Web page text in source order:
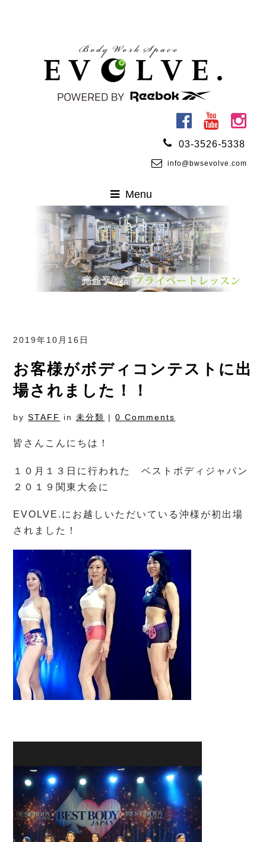
03-3526-5338
info@bwsevolve.com
2019年10月16日
お客様がボディコンテストに出
場されました！！
bySTAFF in未分類 |0 Comments
皆さんこんにちは！
１０月１３日に行われた ベストボディジャパン
２０１９関東大会に
EVOLVE.にお越しいただいている沖様が初出場
されました！